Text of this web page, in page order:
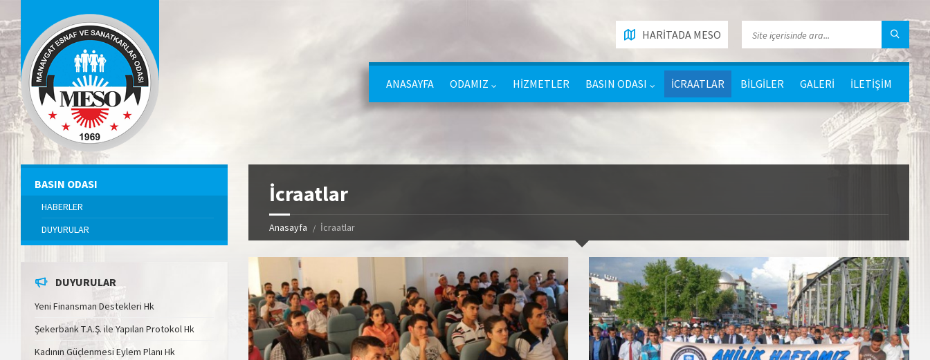
ANASAYFA ODAMIZ HİZMETLER BASIN ODASI İCRAATLAR BİLGİLER GALERİ İLETİŞİM
HARİTADA MESO
İcraatlar
Anasayfa İcraatlar
BASIN ODASI
HABERLER
DUYURULAR
DUYURULAR
Yeni Finansman Destekleri Hk
Şekerbank T.A.Ş. ile Yapılan Protokol Hk
Kadının Güçlenmesi Eylem Planı Hk